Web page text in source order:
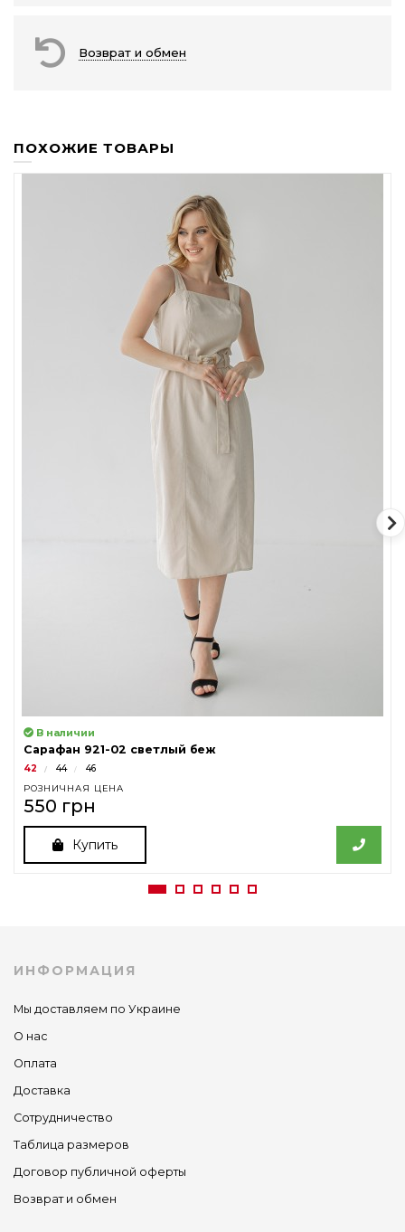
Возврат и обмен
ПОХОЖИЕ ТОВАРЫ
В наличии
Сарафан 921-02 светлый беж
42 44 46
РОЗНИЧНАЯ ЦЕНА
550 грн
Купить
ИНФОРМАЦИЯ
Мы доставляем по Украине
О нас
Оплата
Доставка
Сотрудничество
Таблица размеров
Договор публичной оферты
Возврат и обмен